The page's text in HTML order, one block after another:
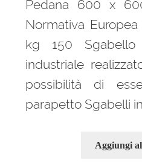
Pedana 600 x
Normativa
kg 150
industriale
possibilità di
parapetto Sgabelli
Aggiungi